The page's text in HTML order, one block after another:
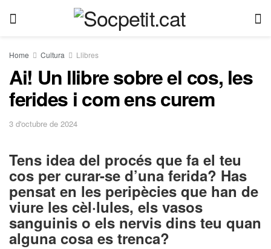
Home Cultura Llibres
Ai! Un llibre sobre el cos, les
ferides i com ens curem
3 d'octubre de 2024
Tens idea del procés que fa el teu
cos per curar-se d’una ferida? Has
pensat en les peripècies que han de
viure les cèl·lules, els vasos
sanguinis o els nervis dins teu quan
alguna cosa es trenca?